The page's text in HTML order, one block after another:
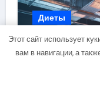
Диеты
Этот сайт использует
вам в навигации, а